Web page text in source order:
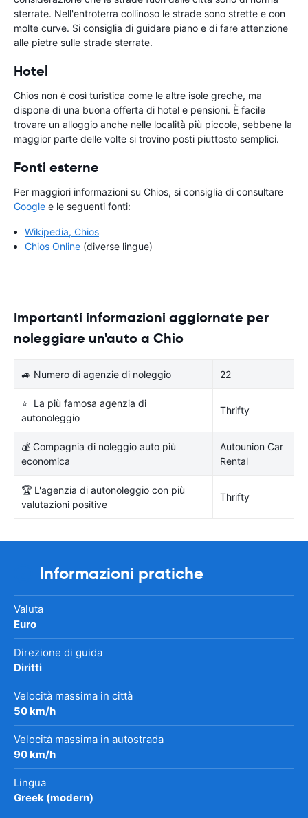
sterrate. Nell'entroterra collinoso le strade sono strette e con
molte curve. Si consiglia di guidare piano e di fare attenzione
alle pietre sulle strade sterrate.
Hotel
Chios non è così turistica come le altre isole greche, ma
dispone di una buona offerta di hotel e pensioni. È facile
trovare un alloggio anche nelle località più piccole, sebbene la
maggior parte delle volte si trovino posti piuttosto semplici.
Fonti esterne
Per maggiori informazioni su Chios, si consiglia di consultare
Google e le seguenti fonti:
Wikipedia, Chios
Chios Online (diverse lingue)
Importanti informazioni aggiornate per
noleggiare un'auto a Chio
🚙 Numero di agenzie di noleggio 22
⭐ La più famosa agenzia di
autonoleggio
Thrifty
💰 Compagnia di noleggio auto più
economica
Autounion Car
Rental
🏆 L'agenzia di autonoleggio con più
valutazioni positive
Thrifty
Informazioni pratiche
Valuta
Euro
Direzione di guida
Diritti
Velocità massima in città
50 km/h
Velocità massima in autostrada
90 km/h
Lingua
Greek (modern)